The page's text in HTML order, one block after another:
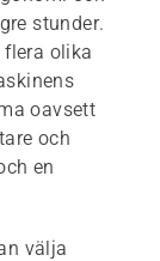
stunder.
flera olika
oavsett
och
en
välja